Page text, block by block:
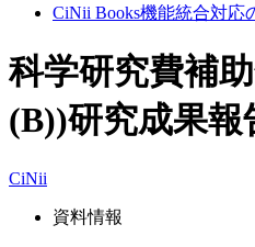
CiNii Books機能統合対応
科学研究費補
(B))研究成果報
CiNii
資料情報